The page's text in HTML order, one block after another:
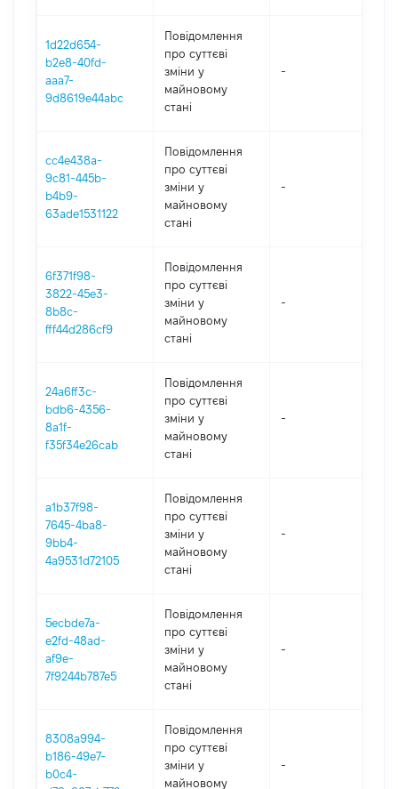
1d22d654-
b2e8-40fd-
aaa7-
9d8619e44abc
Повідомлення
про суттєві
зміни y
майновому
стані
-
cc4e438a-
9c81-445b-
b4b9-
63ade1531122
Повідомлення
про суттєві
зміни y
майновому
стані
-
6f371f98-
3822-45e3-
8b8c-
fff44d286cf9
Повідомлення
про суттєві
зміни y
майновому
стані
-
24a6ff3c-
bdb6-4356-
8a1f-
f35f34e26cab
Повідомлення
про суттєві
зміни y
майновому
стані
-
a1b37f98-
7645-4ba8-
9bb4-
4a9531d72105
Повідомлення
про суттєві
зміни y
майновому
стані
-
5ecbde7a-
e2fd-48ad-
af9e-
7f9244b787e5
Повідомлення
про суттєві
зміни y
майновому
стані
-
8308a994-
b186-49e7-
b0c4-
Повідомлення
про суттєві
зміни y
майновому
-